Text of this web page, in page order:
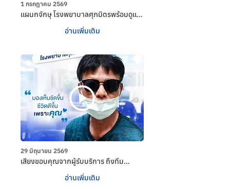
1 กรกฎาคม 2569
เเผนกจักษุ โรงพยาบาลศุภมิตรพร้อมดูเเล
อ่านเพิ่มเติม
29 มิถุนายน 2569
เสียงขอบคุณจากผู้รับบริการ ถึงทีม
ต้อกระจก ทีมจักษุ โรงพยาบาลศุภมิตร
อ่านเพิ่มเติม